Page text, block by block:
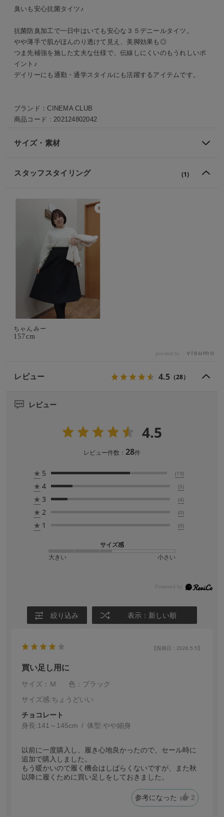
臭いも安心抗菌タイツ♪
抗菌防臭加工で一日中はいても安心な３５デニールタイツ。
薄手で肌がほんのり透けて見え、美脚効果も◎
つま先補強を施した丈夫な仕様で、伝線しにくいのもうれしいポ
イント♪
デイリーにも通勤・通学スタイルにも活躍するアイテムです。
ブランド：CINEMA CLUB
商品コード :202124802042
サイズ・素材
スタッフスタイリング (1)
ちゃんみー
157cm
powered by
レビュー 4.5 （28）
レビュー
4.5
レビュー件数： 28件
★ 5 (19)
★ 4 (5)
★ 3 (4)
★ 2 (0)
★ 1 (0)
サイズ感
大きい
小さい
絞り込み 表示：新しい順
【投稿日：2026.5.5】
買い足し用に
サイズ：Ｍ
色：ブラック
サイズ感:ちょうどいい
チョコレート
身長:141～145cm 体型:細身
以前に一度購入し、履き心地良かったので、セール時に
追加で購入しました。
もう暖かいので履く機会はしばらくないですが、また秋
以降に履くために買い足しをしておきました。
参考になった 2